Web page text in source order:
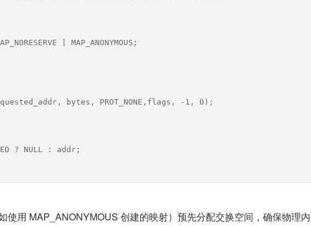
| MAP_ANONYMOUS;
bytes, PROT_NONE,flags, -1, 0);
? NULL : addr;
使用 MAP_ANONYMOUS 创建的映射）预先分配交换空间，确保物理